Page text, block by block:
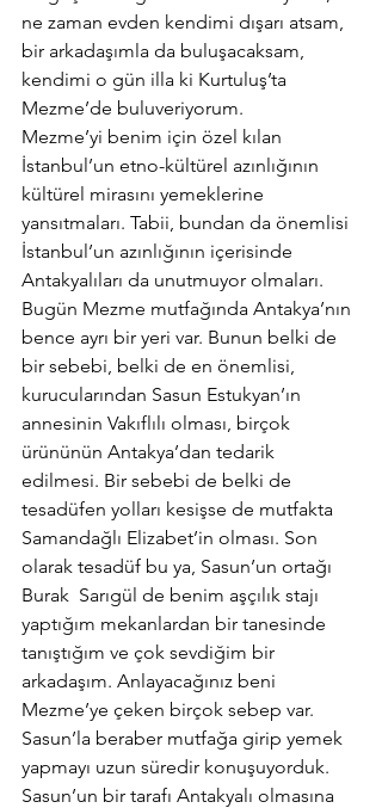
ne zaman evden kendimi dışarı atsam,
bir arkadaşımla da buluşacaksam,
kendimi o gün illa ki Kurtuluş’ta
Mezme’de buluveriyorum.
Mezme’yi benim için özel kılan
İstanbul’un etno-kültürel azınlığının
kültürel mirasını yemeklerine
yansıtmaları. Tabii, bundan da önemlisi
İstanbul’un azınlığının içerisinde
Antakyalıları da unutmuyor olmaları.
Bugün Mezme mutfağında Antakya’nın
bence ayrı bir yeri var. Bunun belki de
bir sebebi, belki de en önemlisi,
kurucularından Sasun Estukyan’ın
annesinin Vakıflılı olması, birçok
ürününün Antakya’dan tedarik
edilmesi. Bir sebebi de belki de
tesadüfen yolları kesişse de mutfakta
Samandağlı Elizabet’in olması. Son
olarak tesadüf bu ya, Sasun’un ortağı
Burak  Sarıgül de benim aşçılık stajı
yaptığım mekanlardan bir tanesinde
tanıştığım ve çok sevdiğim bir
arkadaşım. Anlayacağınız beni
Mezme’ye çeken birçok sebep var.
Sasun’la beraber mutfağa girip yemek
yapmayı uzun süredir konuşuyorduk.
Sasun’un bir tarafı Antakyalı olmasına